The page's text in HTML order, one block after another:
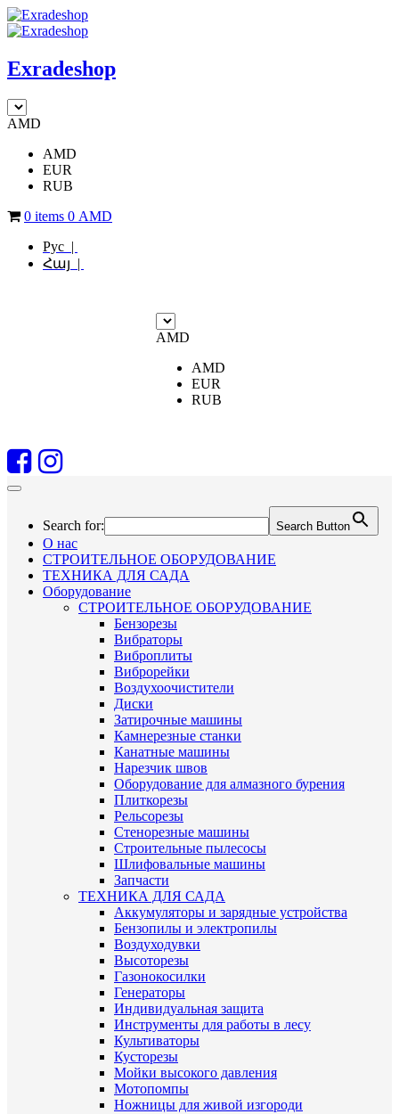
Exradeshop
AMD
AMD
EUR
RUB
0 items 0 AMD
Рус |
Հայ |
AMD
AMD
EUR
RUB
Search for: Search Button
О нас
СТРОИТЕЛЬНОЕ ОБОРУДОВАНИЕ
ТЕХНИКА ДЛЯ САДА
Оборудование
СТРОИТЕЛЬНОЕ ОБОРУДОВАНИЕ
Бензорезы
Вибраторы
Виброплиты
Виброрейки
Воздухоочистители
Диски
Затирочные машины
Камнерезные станки
Канатные машины
Нарезчик швов
Оборудование для алмазного бурения
Плиткорезы
Рельсорезы
Стенорезные машины
Строительные пылесосы
Шлифовальные машины
Запчасти
ТЕХНИКА ДЛЯ САДА
Аккумуляторы и зарядные устройства
Бензопилы и электропилы
Воздуходувки
Высоторезы
Газонокосилки
Генераторы
Индивидуальная защита
Инструменты для работы в лесу
Культиваторы
Кусторезы
Мойки высокого давления
Мотопомпы
Ножницы для живой изгороди